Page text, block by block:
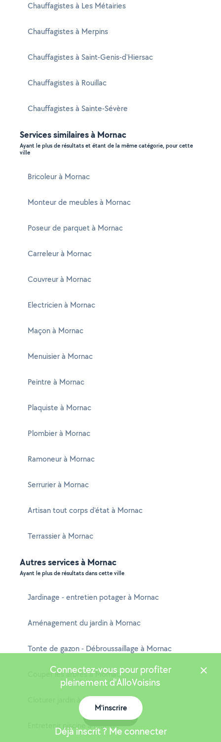
Chauffagistes à Les Métairies
Chauffagistes à Merpins
Chauffagistes à Saint-Genis-d'Hiersac
Chauffagistes à Rouillac
Chauffagistes à Sainte-Sévère
Services similaires à Mornac
Ayant le plus de résultats et étant de la même catégorie, pour cette
ville
Bricoleur à Mornac
Monteur de meubles à Mornac
Poseur de parquet à Mornac
Carreleur à Mornac
Couvreur à Mornac
Electricien à Mornac
Maçon à Mornac
Menuisier à Mornac
Peintre à Mornac
Plaquiste à Mornac
Plombier à Mornac
Ramoneur à Mornac
Serrurier à Mornac
Artisan tout corps d'état à Mornac
Terrassier à Mornac
Autres services à Mornac
Ayant le plus de résultats dans cette ville
Jardinage - entretien potager à Mornac
Aménagement du jardin à Mornac
Tonte de gazon - Débroussaillage à Mornac
Couper les arbres à Mornac
Cloturer jardin à Mornac
Entretenir piscine à Mornac
Connectez-vous pour profiter
pleinement d'AlloVoisins
M'inscrire
Déjà inscrit ? Me connecter